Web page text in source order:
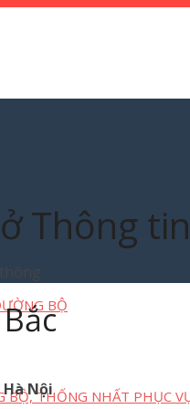
BỘ
BỘ, THỐNG NHẤT PHỤC
Thông
Nội